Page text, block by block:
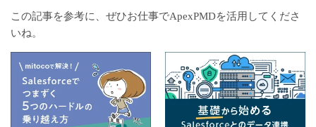
この記事を参考に、ぜひお仕事でApexPMDを活用してくださ
いね。